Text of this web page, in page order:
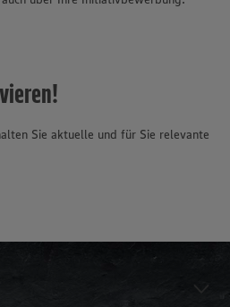
Sie aktuelle und für Sie relevante